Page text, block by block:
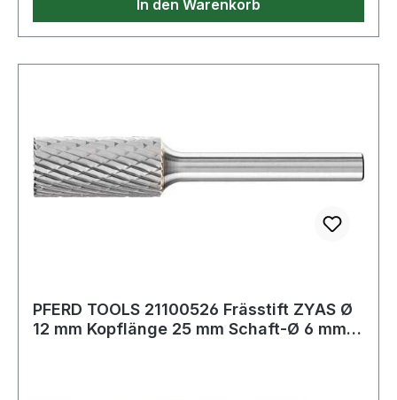
In den Warenkorb
PFERD TOOLS 21100526 Frässtift ZYAS Ø
12 mm Kopflänge 25 mm Schaft-Ø 6 mm